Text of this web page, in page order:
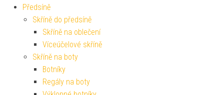
Předsíně
Skříně do předsíně
Skříně na oblečení
Víceúčelové skříně
Skříně na boty
Botníky
Regály na boty